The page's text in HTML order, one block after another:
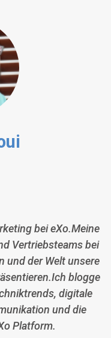
bei eXo.Meine
Vertriebsteams bei
und der Welt unsere
blogge
digitale
und die
Platform.